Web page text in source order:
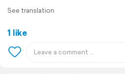
See translation
1 like